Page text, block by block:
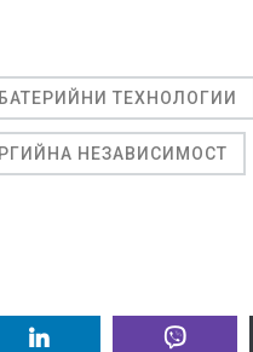
БАТЕРИЙНИ ТЕХНОЛОГИИ
НЕЗАВИСИМОСТ